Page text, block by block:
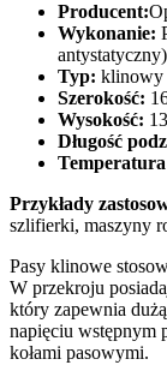
Producent:
Wykonanie:
antystatyczny)
Typ: klinowy
Szerokość:
Wysokość:
Długość
Przykłady
szlifierki, maszyny
Pasy klinowe
W przekroju
który zapewnia
napięciu wstępnym
kołami pasowymi.